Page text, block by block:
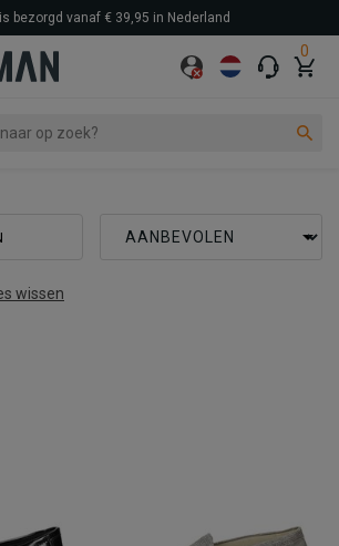
0
bezorgd vanaf € 39,95 in Nederland
wissen